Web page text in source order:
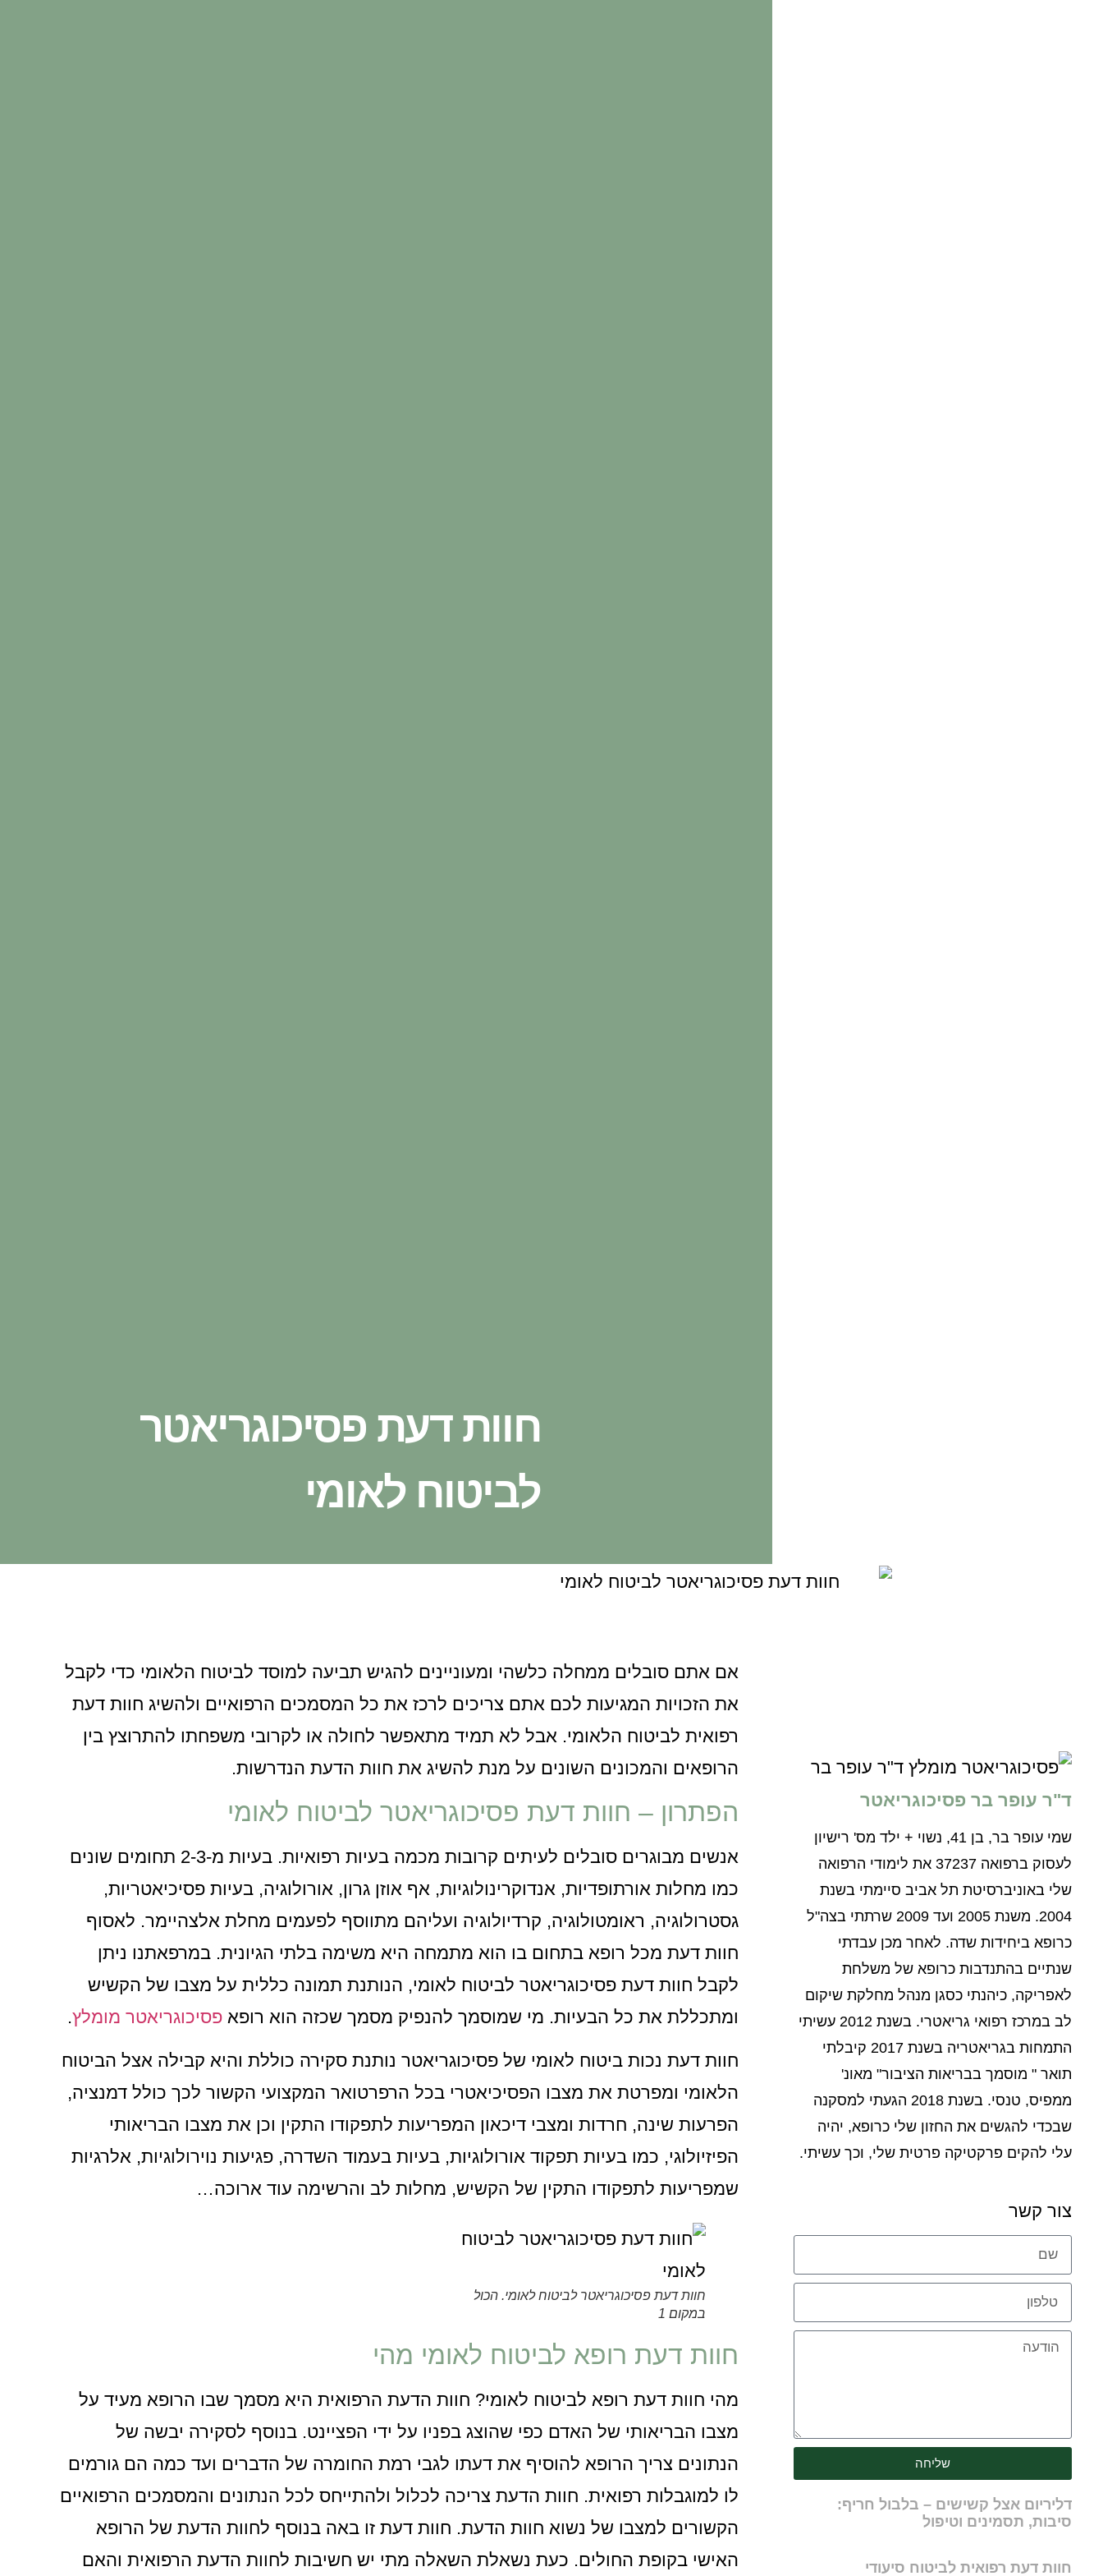
חוות דעת פסיכוגריאטר
לביטוח לאומי
ד"ר עופר בר פסיכוגריאטר
שמי עופר בר, בן 41, נשוי + ילד מס' רישיון
לעסוק ברפואה 37237 את לימודי הרפואה
שלי באוניברסיטת תל אביב סיימתי בשנת
2004. משנת 2005 ועד 2009 שרתתי בצה"ל
כרופא ביחידות שדה. לאחר מכן עבדתי
שנתיים בהתנדבות כרופא של משלחת
לאפריקה, כיהנתי כסגן מנהל מחלקת שיקום
לב במרכז רפואי גריאטרי. בשנת 2012 עשיתי
התמחות בגריאטריה בשנת 2017 קיבלתי
תואר " מוסמך בבריאות הציבור" מאונ'
ממפיס, טנסי. בשנת 2018 הגעתי למסקנה
שבכדי להגשים את החזון שלי כרופא, יהיה
עלי להקים פרקטיקה פרטית שלי, וכך עשיתי.
צור קשר
שליחה
דליריום אצל קשישים – בלבול חריף:
סיבות, תסמינים וטיפול
חוות דעת רפואית לביטוח סיעודי
אם אתם סובלים ממחלה כלשהי ומעוניינים להגיש תביעה למוסד לביטוח הלאומי כדי לקבל
את הזכויות המגיעות לכם אתם צריכים לרכז את כל המסמכים הרפואיים ולהשיג חוות דעת
רפואית לביטוח הלאומי. אבל לא תמיד מתאפשר לחולה או לקרובי משפחתו להתרוצץ בין
הרופאים והמכונים השונים על מנת להשיג את חוות הדעת הנדרשות.
הפתרון – חוות דעת פסיכוגריאטר לביטוח לאומי
אנשים מבוגרים סובלים לעיתים קרובות מכמה בעיות רפואיות. בעיות מ-2-3 תחומים שונים
כמו מחלות אורתופדיות, אנדוקרינולוגיות, אף אוזן גרון, אורולוגיה, בעיות פסיכיאטריות,
גסטרולוגיה, ראומטולוגיה, קרדיולוגיה ועליהם מתווסף לפעמים מחלת אלצהיימר. לאסוף
חוות דעת מכל רופא בתחום בו הוא מתמחה היא משימה בלתי הגיונית. במרפאתנו ניתן
לקבל חוות דעת פסיכוגריאטר לביטוח לאומי, הנותנת תמונה כללית על מצבו של הקשיש
ומתכללת את כל הבעיות. מי שמוסמך להנפיק מסמך שכזה הוא רופאפסיכוגריאטר מומלץ.
חוות דעת נכות ביטוח לאומי של פסיכוגריאטר נותנת סקירה כוללת והיא קבילה אצל הביטוח
הלאומי ומפרטת את מצבו הפסיכיאטרי בכל הרפרטואר המקצועי הקשור לכך כולל דמנציה,
הפרעות שינה, חרדות ומצבי דיכאון המפריעות לתפקודו התקין וכן את מצבו הבריאותי
הפיזיולוגי, כמו בעיות תפקוד אורולוגיות, בעיות בעמוד השדרה, פגיעות נוירולוגיות, אלרגיות
שמפריעות לתפקודו התקין של הקשיש, מחלות לב והרשימה עוד ארוכה…
חוות דעת פסיכוגריאטר לביטוח לאומי. הכול
במקום 1
חוות דעת רופא לביטוח לאומי מהי
מהי חוות דעת רופא לביטוח לאומי? חוות הדעת הרפואית היא מסמך שבו הרופא מעיד על
מצבו הבריאותי של האדם כפי שהוצג בפניו על ידי הפציינט. בנוסף לסקירה יבשה של
הנתונים צריך הרופא להוסיף את דעתו לגבי רמת החומרה של הדברים ועד כמה הם גורמים
לו למוגבלות רפואית. חוות הדעת צריכה לכלול ולהתייחס לכל הנתונים והמסמכים הרפואיים
הקשורים למצבו של נשוא חוות הדעת. חוות דעת זו באה בנוסף לחוות הדעת של הרופא
האישי בקופת החולים. כעת נשאלת השאלה מתי יש חשיבות לחוות הדעת הרפואית והאם